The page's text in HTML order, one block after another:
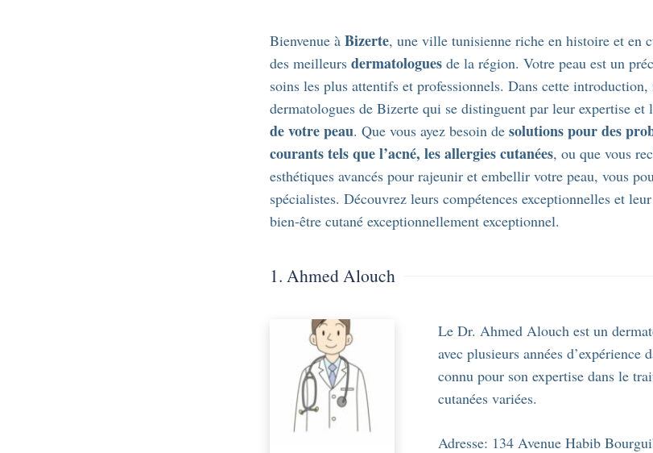
Bienvenue à Bizerte, une ville tunisienne riche en histoire et en
des meilleurs dermatologues de la région. Votre peau est un
soins les plus attentifs et professionnels. Dans cette introduction,
dermatologues de Bizerte qui se distinguent par leur expertise et
de votre peau. Que vous ayez besoin de solutions pour des
courants tels que l’acné, les allergies cutanées, ou que vous
esthétiques avancés pour rajeunir et embellir votre peau, vous
spécialistes. Découvrez leurs compétences exceptionnelles et
bien-être cutané exceptionnellement exceptionnel.
1. Ahmed Alouch
Le Dr. Ahmed Alouch est un
avec plusieurs années d’expérience
connu pour son expertise dans le
cutanées variées.
Adresse: 134 Avenue Habib